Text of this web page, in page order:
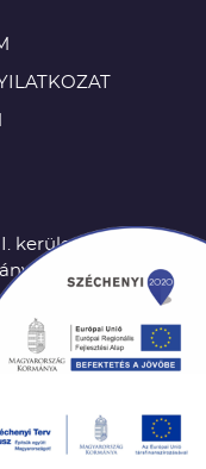
kerület
út 23-25